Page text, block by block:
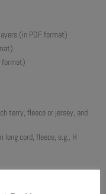
(in PDF format)
format)
terry, fleece or jersey, and
cord, fleece, e.g., H